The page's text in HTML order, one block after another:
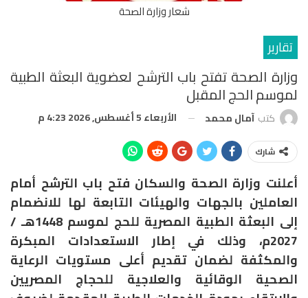
شعار وزارة الصحة
تقارير
وزارة الصحة تفتح باب الترشح لعضوية البعثة الطبية
لموسم الحج المقبل
كتب آمال محمد الأربعاء 5 أغسطس, 2026 4:23 م
شارك
أعلنت وزارة الصحة والسكان فتح باب الترشح أمام
العاملين بالجهات والهيئات التابعة لها للانضمام
إلى البعثة الطبية المصرية للحج لموسم 1448هـ /
2027م، وذلك في إطار الاستعدادات المبكرة
والمكثفة لضمان تقديم أعلى مستويات الرعاية
الصحية الوقائية والعلاجية للحجاج المصريين